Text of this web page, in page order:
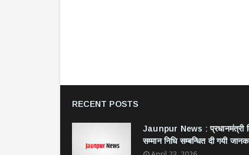
RECENT POSTS
Jaunpur News : ​प्रधानमंत्री
सम्मान निधि सम्बन्धित दी गयी